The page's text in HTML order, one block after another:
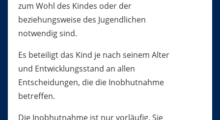
zum Wohl des Kindes oder der
beziehungsweise des Jugendlichen
notwendig sind.
Es beteiligt das Kind je nach seinem Alter
und Entwicklungsstand an allen
Entscheidungen, die die Inobhutnahme
betreffen.
Die Inobhutnahme ist nur vorläufig. Sie